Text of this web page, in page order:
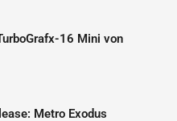
16 Mini von
Metro Exodus